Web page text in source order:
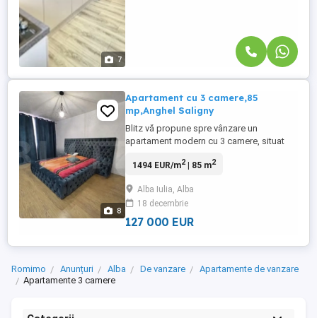
7
8
Apartament cu 3 camere,85
mp,Anghel Saligny
Blitz vă propune spre vânzare un
apartament modern cu 3 camere, situat
o zonă centrală, aproape de toate
suprafață generoasă de 85 mp și este
compartimentată eficient: -Living spațios
și luminos -2 dormitoare confortabile -
1494 EUR/m2| 85 m2
Alba Iulia, Alba
18 decembrie
127 000 EUR
Romimo Anunțuri Alba De vanzare
Apartamente de vanzare
Apartamente 3 camere